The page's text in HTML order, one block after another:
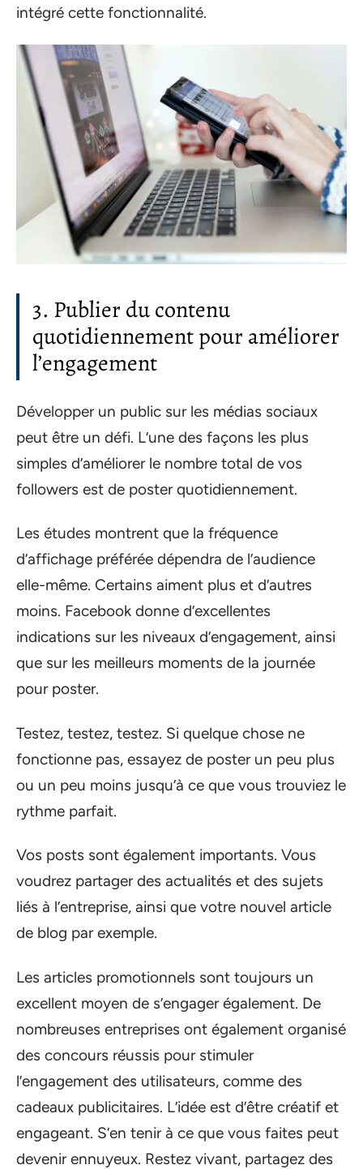
intégré cette fonctionnalité.
3. Publier du contenu
quotidiennement pour améliorer
l’engagement
Développer un public sur les médias sociaux
peut être un défi. L’une des façons les plus
simples d’améliorer le nombre total de vos
followers est de poster quotidiennement.
Les études montrent que la fréquence
d’affichage préférée dépendra de l’audience
elle-même. Certains aiment plus et d’autres
moins. Facebook donne d’excellentes
indications sur les niveaux d’engagement, ainsi
que sur les meilleurs moments de la journée
pour poster.
Testez, testez, testez. Si quelque chose ne
fonctionne pas, essayez de poster un peu plus
ou un peu moins jusqu’à ce que vous trouviez le
rythme parfait.
Vos posts sont également importants. Vous
voudrez partager des actualités et des sujets
liés à l’entreprise, ainsi que votre nouvel article
de blog par exemple.
Les articles promotionnels sont toujours un
excellent moyen de s’engager également. De
nombreuses entreprises ont également organisé
des concours réussis pour stimuler
l’engagement des utilisateurs, comme des
cadeaux publicitaires. L’idée est d’être créatif et
engageant. S’en tenir à ce que vous faites peut
devenir ennuyeux. Restez vivant, partagez des